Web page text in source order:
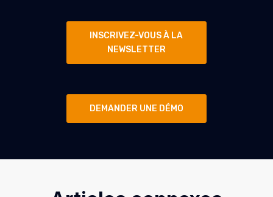
INSCRIVEZ-VOUS À LA
NEWSLETTER
DEMANDER UNE DÉMO